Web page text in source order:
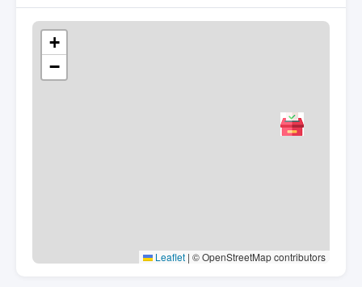
+
−
Leaflet | © OpenStreetMap contributors